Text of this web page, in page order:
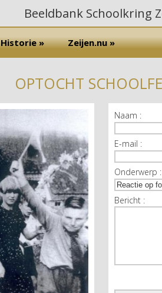
Historie » Zeijen.nu »
OPTOCHT
Naam :
E-mail :
Onderwerp :
Bericht :